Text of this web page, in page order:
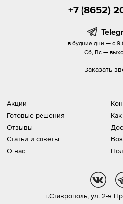
Акции
Готовые решения
Отзывы
Статьи и советы
О нас
+7 (8652)
в будние дни — с
Сб, Вс —
Заказать
г.Ставрополь, ул. 2-я